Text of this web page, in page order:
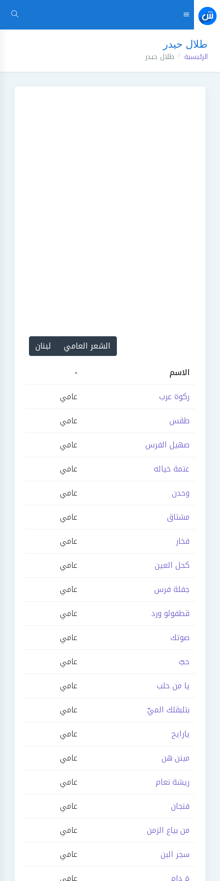
طلال حيدر
الرئيسية طلال حيدر
الشعر العامي
لبنان
الاسم
-
ركوة عرب
عامي
طقس
عامي
صهيل الفرس
عامي
عتمة خياله
عامي
وحدن
عامي
مشتاق
عامي
فخار
عامي
كحل العين
عامي
جفلة فرس
عامي
قطفولو ورد
عامي
صوتك
عامي
حبّ
عامي
يا من حلب
عامي
بتلبقلك الميّ
عامي
يارايح
عامي
مينن هن
عامي
ريشة نعام
عامي
فنجان
عامي
من بياع الزمن
عامي
سجر البن
عامي